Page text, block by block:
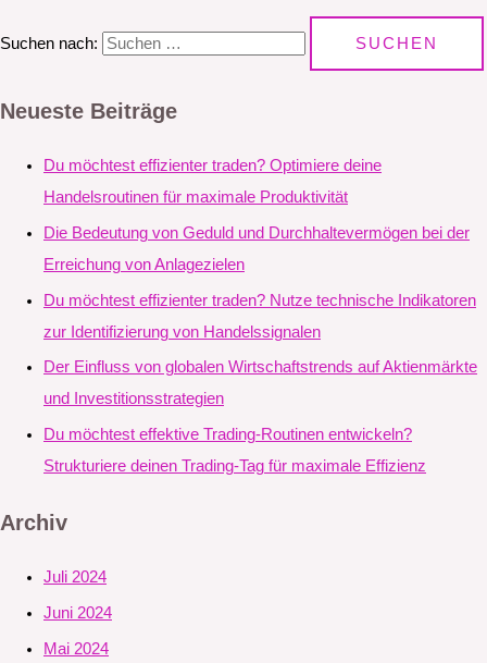
Suchen nach:
Neueste Beiträge
Du möchtest effizienter traden? Optimiere deine
Handelsroutinen für maximale Produktivität
Die Bedeutung von Geduld und Durchhaltevermögen bei der
Erreichung von Anlagezielen
Du möchtest effizienter traden? Nutze technische Indikatoren
zur Identifizierung von Handelssignalen
Der Einfluss von globalen Wirtschaftstrends auf Aktienmärkte
und Investitionsstrategien
Du möchtest effektive Trading-Routinen entwickeln?
Strukturiere deinen Trading-Tag für maximale Effizienz
Archiv
Juli 2024
Juni 2024
Mai 2024